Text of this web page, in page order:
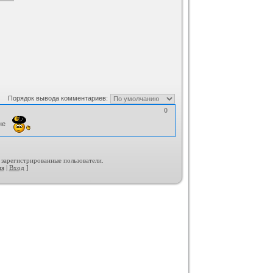
Порядок вывода комментариев:
0
пользователи.
| Вход ]